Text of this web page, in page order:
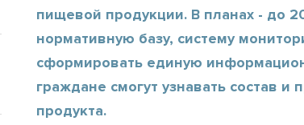
пищевой продукции. В планах - до
нормативную базу, систему
сформировать единую
граждане смогут узнавать состав и
продукта.